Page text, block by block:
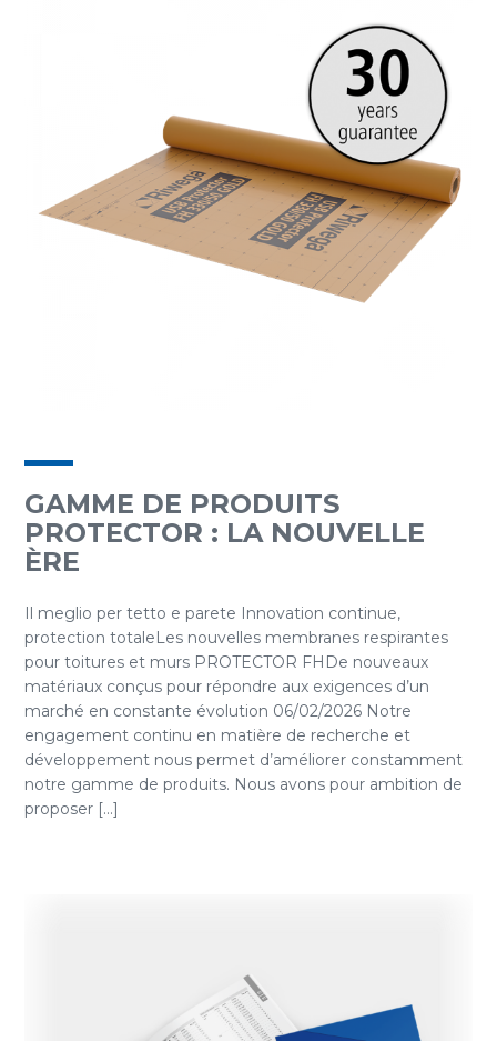
GAMME DE PRODUITS
PROTECTOR : LA NOUVELLE
ÈRE
Il meglio per tetto e parete Innovation continue,
protection totaleLes nouvelles membranes respirantes
pour toitures et murs PROTECTOR FHDe nouveaux
matériaux conçus pour répondre aux exigences d’un
marché en constante évolution 06/02/2026 Notre
engagement continu en matière de recherche et
développement nous permet d’améliorer constamment
notre gamme de produits. Nous avons pour ambition de
proposer [...]